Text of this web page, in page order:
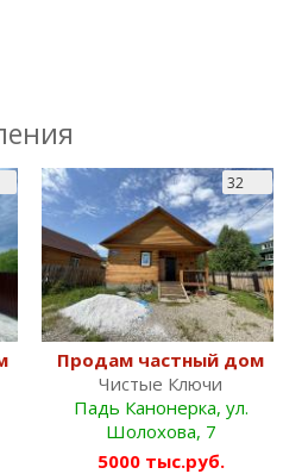
32
Продам частный дом
Чистые Ключи
Падь Канонерка, ул.
Шолохова, 7
5000 тыс.руб.